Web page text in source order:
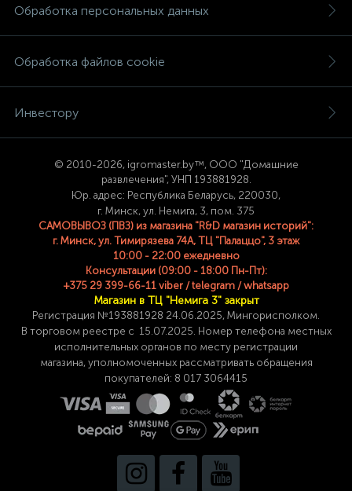
Обработка персональных данных
Обработка файлов cookie
Инвестору
© 2010-2026, igromaster.by™, ООО "Домашние
развлечения", УНП 193881928.
Юр. адрес: Республика Беларусь, 220030,
г. Минск, ул. Немига, 3, пом. 375
САМОВЫВОЗ (ПВЗ) из магазина "R&D магазин историй":
г. Минск, ул. Тимирязева 74A, ТЦ "Палаццо", 3 этаж
10:00 - 22:00 ежедневно
Консультации (09:00 - 18:00 Пн-Пт):
+375 29 399-66-11 viber / telegram / whatsapp
Магазин в ТЦ "Немига 3" закрыт
Регистрация №193881928 24 .06.2025, Мингорисполком.
В торговом реестре с 15.07.2025. Номер телефона местных
исполнительных органов по месту регистрации
магазина,уполномоченных рассматривать обращения
покупателей: 8 017 3064415